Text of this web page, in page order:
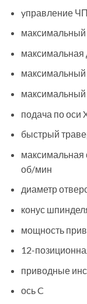
yправление
максимальный
максимальная
максимальный
максимальный
подача по оси
быстрый
максимальная
об/мин
диаметр
конус
мощность
12-
приводные
ось C